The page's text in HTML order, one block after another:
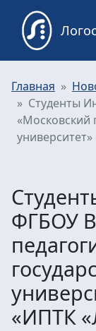
Главная
Студенты
«Московский
ФГБОУ
«ИПТК